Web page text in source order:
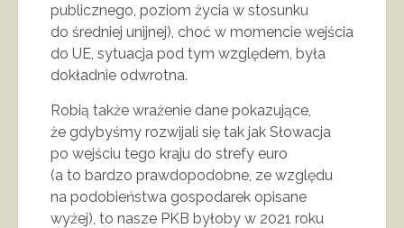
publicznego, poziom życia w stosunku
do średniej unijnej), choć w momencie wejścia
do UE, sytuacja pod tym względem, była
dokładnie odwrotna.
Robią także wrażenie dane pokazujące,
że gdybyśmy rozwijali się tak jak Słowacja
po wejściu tego kraju do strefy euro
(a to bardzo prawdopodobne, ze względu
na podobieństwa gospodarek opisane
wyżej), to nasze PKB byłoby w 2021 roku